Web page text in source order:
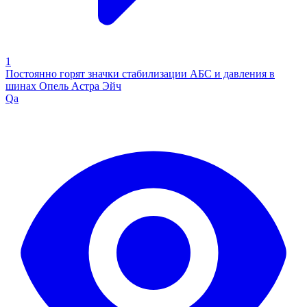
1
Постоянно горят значки стабилизации АБС и давления в
шинах Опель Астра Эйч
Qa